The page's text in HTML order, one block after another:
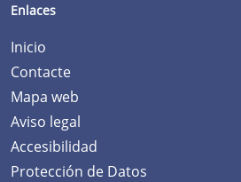
Enlaces
Inicio
Contacte
Mapa web
Aviso legal
Accesibilidad
Protección de Datos